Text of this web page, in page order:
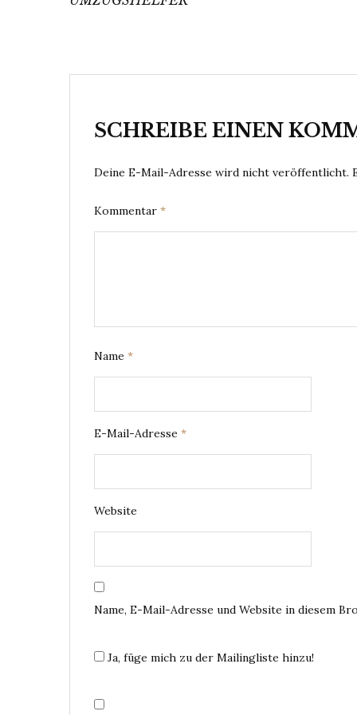
SCHREIBE EINEN
Deine E-Mail-Adresse wird nicht veröffentlicht.
Kommentar *
Name *
E-Mail-Adresse *
Website
Name, E-Mail-Adresse und Website in diesem
Ja, füge mich zu der Mailingliste hinzu!